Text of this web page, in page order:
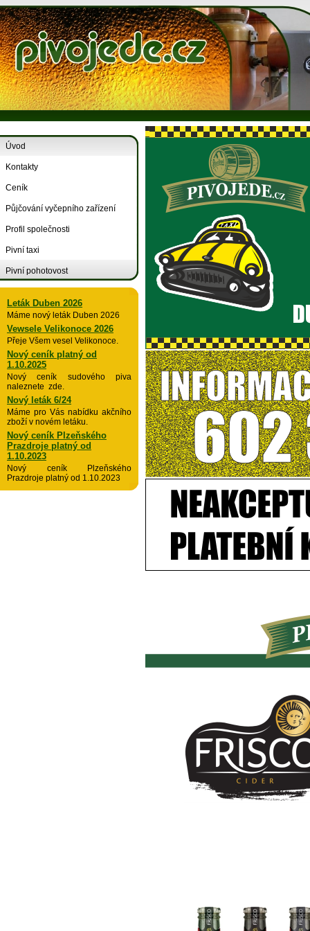
Úvod
Kontakty
Ceník
Půjčování vyčepního zařízení
Profil společnosti
Pivní taxi
Pivní pohotovost
Leták Duben 2026
Máme nový leták Duben 2026
Vewsele Velikonoce 2026
Přeje Všem vesel Velikonoce.
Nový ceník platný od
1.10.2025
Nový ceník sudového piva
naleznete zde.
Nový leták 6/24
Máme pro Vás nabídku akčního
zboží v novém letáku.
Nový ceník Plzeňského
Prazdroje platný od
1.10.2023
Nový ceník Plzeňského
Prazdroje platný od 1.10.2023